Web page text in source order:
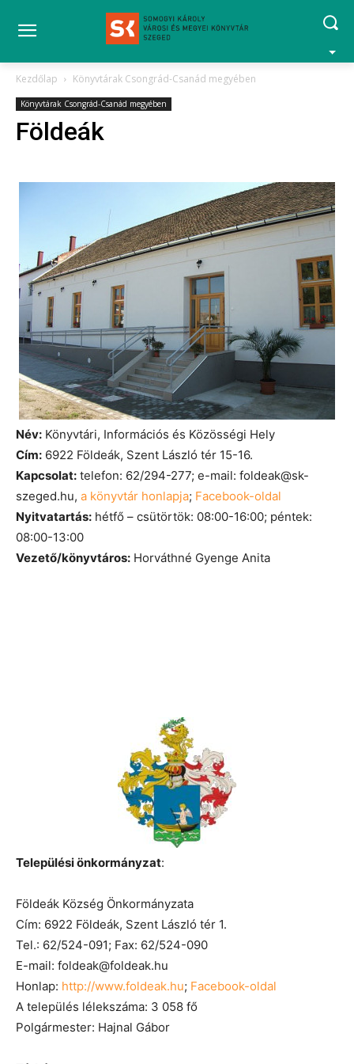
Kezdőlap Könyvtárak Csongrád-Csanád megyében
Könyvtárak Csongrád-Csanád megyében
Földeák
Név: Könyvtári, Információs és Közösségi Hely
Cím: 6922 Földeák, Szent László tér 15-16.
Kapcsolat: telefon: 62/294-277; e-mail: foldeak@sk-
szeged.hu, a könyvtár honlapja; Facebook-oldal
Nyitvatartás: hétfő – csütörtök: 08:00-16:00; péntek:
08:00-13:00
Vezető/könyvtáros: Horváthné Gyenge Anita
Települési önkormányzat:
Földeák Község Önkormányzata
Cím: 6922 Földeák, Szent László tér 1.
Tel.: 62/524-091; Fax: 62/524-090
E-mail: foldeak@foldeak.hu
Honlap: http://www.foldeak.hu; Facebook-oldal
A település lélekszáma: 3 058 fő
Polgármester: Hajnal Gábor